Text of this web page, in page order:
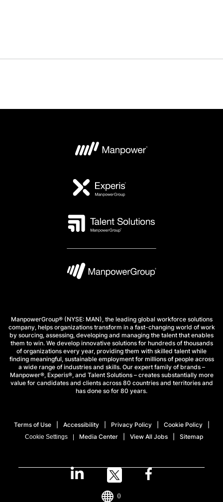
ManpowerGroup® (NYSE: MAN), the leading global workforce solutions
company, helps organizations transform in a fast-changing world of work
by sourcing, assessing, developing and managing the talent that enables
them to win. We develop innovative solutions for hundreds of thousands
of organizations every year, providing them with skilled talent while
finding meaningful, sustainable employment for millions of people across
a wide range of industries and skills. Our expert family of brands –
Manpower®, Experis®, and Talent Solutions – creates substantially more
value for candidates and clients across 80 countries and territories and
has done so for 80 years.
Terms of Use Accessibility Privacy Policy Cookie Policy
Cookie Settings Media Center View All Jobs Sitemap
()